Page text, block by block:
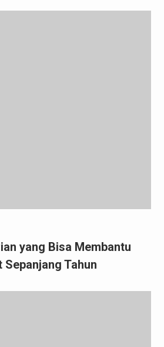
yang Bisa Membantu
Tahun